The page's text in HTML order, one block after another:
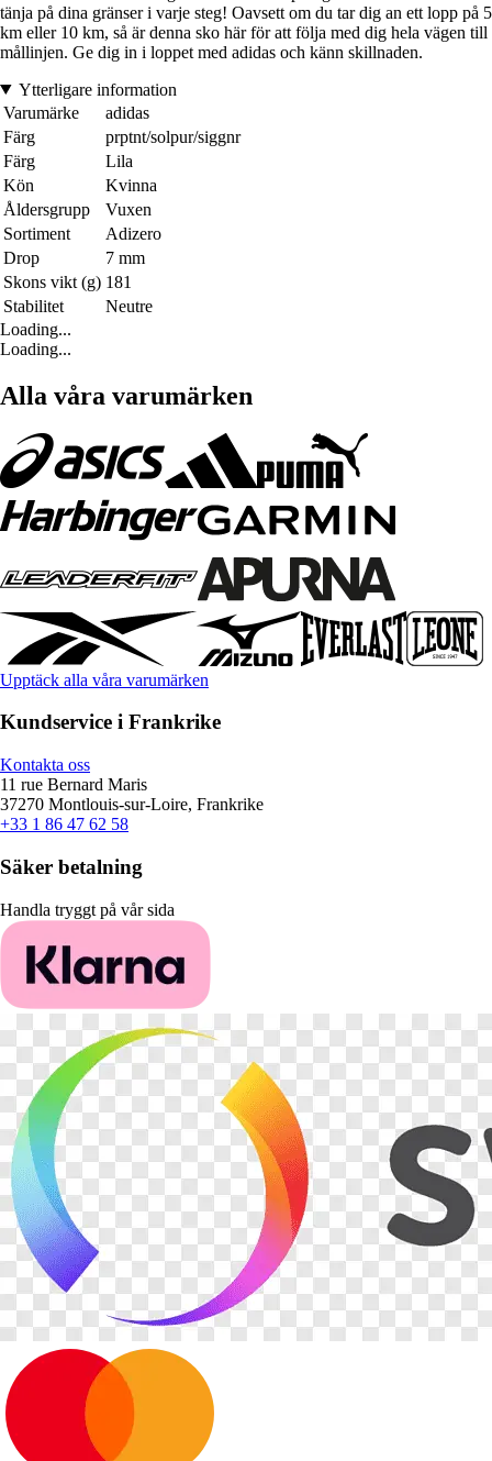
tänja på dina gränser i varje steg! Oavsett om du tar dig an ett lopp på 5
km eller 10 km, så är denna sko här för att följa med dig hela vägen till
mållinjen. Ge dig in i loppet med adidas och känn skillnaden.
Ytterligare information
Varumärke
adidas
Färg
prptnt/solpur/siggnr
Färg
Lila
Kön
Kvinna
Åldersgrupp
Vuxen
Sortiment
Adizero
Drop
7 mm
Skons vikt (g) 181
Stabilitet
Neutre
Loading...
Loading...
Alla våra varumärken
Upptäck alla våra varumärken
Kundservice i Frankrike
Kontakta oss
11 rue Bernard Maris
37270 Montlouis-sur-Loire, Frankrike
+33 1 86 47 62 58
Säker betalning
Handla tryggt på vår sida